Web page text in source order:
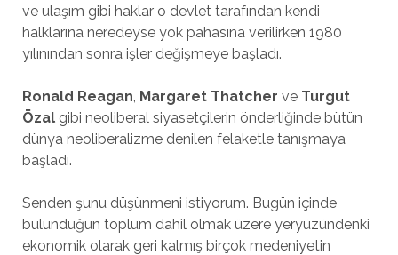
ve ulaşım gibi haklar o devlet tarafından kendi
halklarına neredeyse yok pahasına verilirken 1980
yılınından sonra işler değişmeye başladı.
Ronald Reagan, Margaret Thatcher ve Turgut
Özalgibi neoliberal siyasetçilerin önderliğinde bütün
dünya neoliberalizme denilen felaketle tanışmaya
başladı.
Senden şunu düşünmeni istiyorum. Bugün içinde
bulunduğun toplum dahil olmak üzere yeryüzündenki
ekonomik olarak geri kalmış birçok medeniyetin